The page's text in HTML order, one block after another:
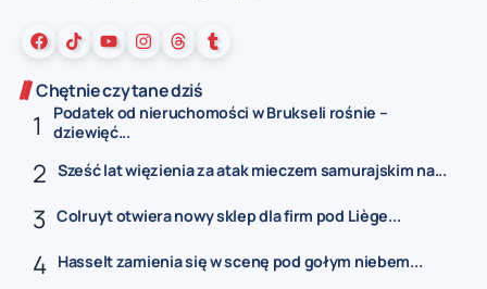
Chętnie czytane dziś
Podatek od nieruchomości w Brukseli rośnie –
dziewięć...
Sześć lat więzienia za atak mieczem samurajskim na...
Colruyt otwiera nowy sklep dla firm pod Liège...
Hasselt zamienia się w scenę pod gołym niebem...